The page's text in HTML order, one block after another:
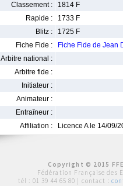
Classement :
1814 F
Rapide :
1733 F
Blitz :
1725 F
Fiche Fide :
Fiche Fide de Jean
Arbitre national :
Arbitre fide :
Initiateur :
Animateur :
Entraîneur :
Affiliation :
Licence A le 14/09/
Copyright © 2015
Fédération Française des
tél : 01 39 44 65 80 | contact :